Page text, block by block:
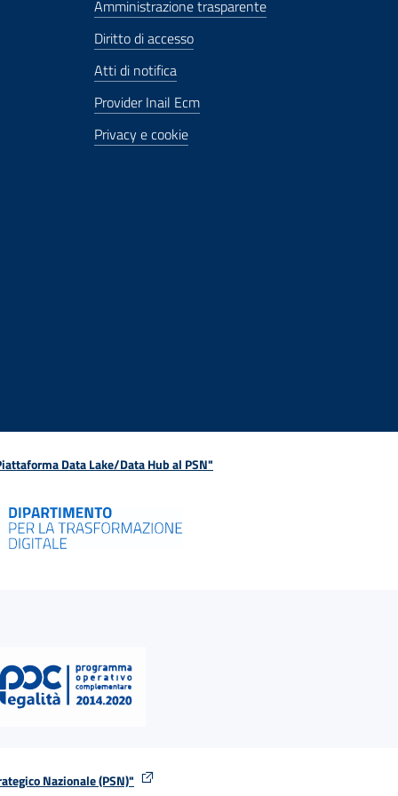
Amministrazione trasparente
Diritto di accesso
Atti di notifica
Provider Inail Ecm
Privacy e cookie
Data Lake/Data Hub al PSN"
Nazionale (PSN)"